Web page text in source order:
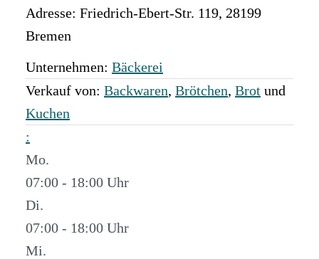
Adresse: Friedrich-Ebert-Str. 119, 28199
Bremen
Unternehmen: Bäckerei
Verkauf von: Backwaren, Brötchen, Brot und
Kuchen
:
Mo.
07:00 - 18:00
Di.
07:00 - 18:00
Mi.